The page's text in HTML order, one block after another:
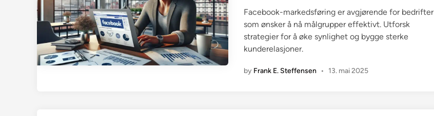
d
i
n
Facebook-markedsføring er avgjørende for bedrifter
som ønsker å nå målgrupper effektivt. Utforsk
strategier for å øke synlighet og bygge sterke
kunderelasjoner.
by Frank E. Steffensen • 13. mai 2025